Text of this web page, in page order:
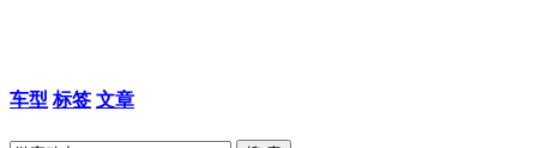
车型 标签 文章